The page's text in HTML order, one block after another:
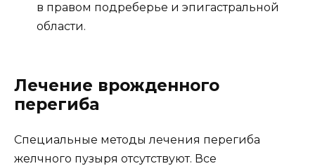
в правом подреберье и эпигастральной
области.
Лечение врожденного
перегиба
Специальные методы лечения перегиба
желчного пузыря отсутствуют. Все